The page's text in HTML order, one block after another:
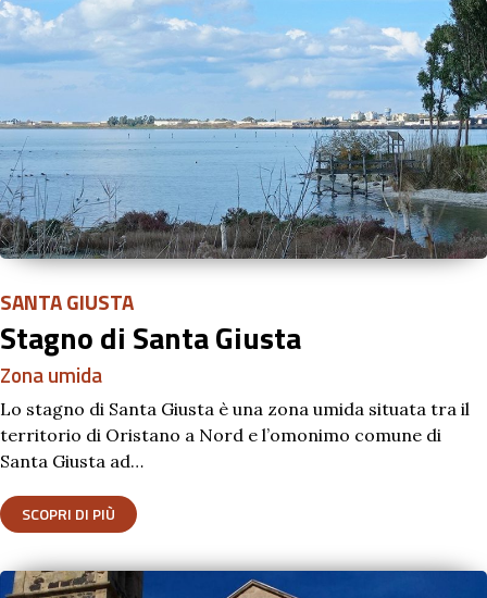
SANTA GIUSTA
Stagno di Santa Giusta
Zona umida
Lo stagno di Santa Giusta è una zona umida situata tra il
territorio di Oristano a Nord e l’omonimo comune di
Santa Giusta ad…
SCOPRI DI PIÙ